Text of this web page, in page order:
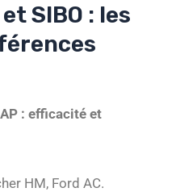
SIBO : les
: efficacité et
HM, Ford AC.